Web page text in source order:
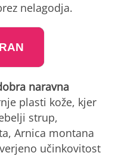
nelagodja.
naravna
plasti kože, kjer
strup,
Arnica montana
učinkovitost